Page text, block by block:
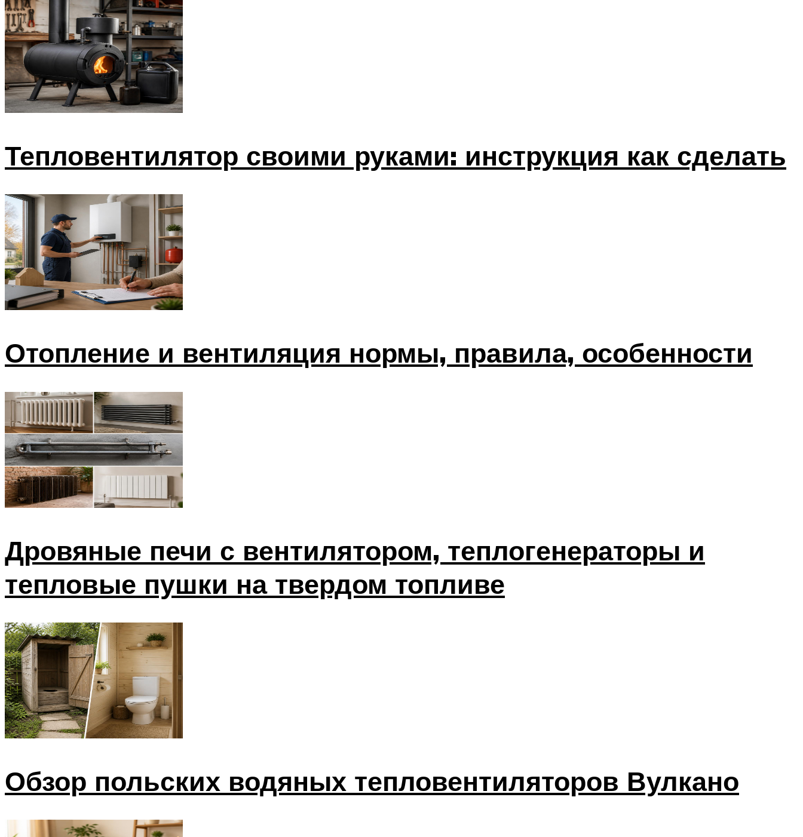
Тепловентилятор своими руками: инструкция как сделать
Отопление и вентиляция нормы, правила, особенности
Дровяные печи с вентилятором, теплогенераторы и
тепловые пушки на твердом топливе
Обзор польских водяных тепловентиляторов Вулкано